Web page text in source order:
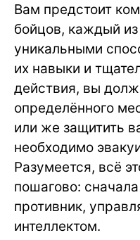
Вам предстоит
бойцов, каждый
уникальными
их навыки и
действия, вы
определённого
или же защитить
необходимо
Разумеется, всё
пошагово:
противник,
интеллектом.